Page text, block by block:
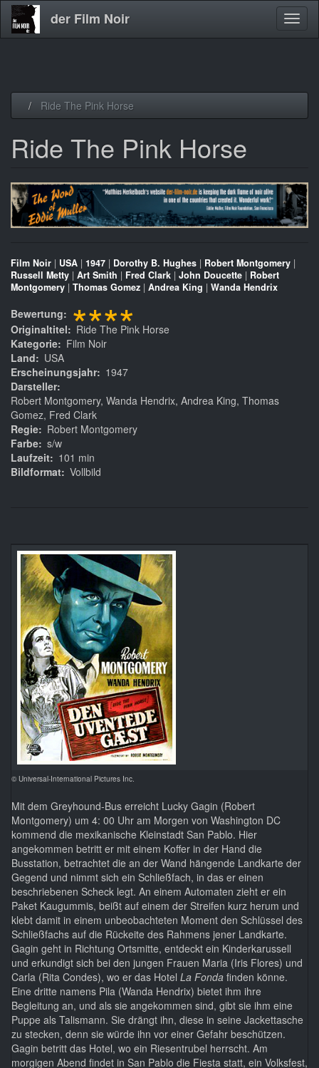
der Film Noir
Ride The Pink Horse
Ride The Pink Horse
Film Noir | USA | 1947 | Dorothy B. Hughes | Robert Montgomery |
Russell Metty | Art Smith | Fred Clark | John Doucette | Robert
Montgomery | Thomas Gomez | Andrea King | Wanda Hendrix
Bewertung ****
Originaltitel
Ride The Pink Horse
Kategorie
Film Noir
Land
USA
Erscheinungsjahr
1947
Darsteller
Robert Montgomery, Wanda Hendrix, Andrea King, Thomas
Gomez, Fred Clark
Regie
Robert Montgomery
Farbe s/w
Laufzeit
101 min
Bildformat Vollbild
© Universal-International Pictures Inc.
Mit dem Greyhound-Bus erreicht Lucky Gagin (Robert
Montgomery) um 4: 00 Uhr am Morgen von Washington DC
kommend die mexikanische Kleinstadt San Pablo. Hier
angekommen betritt er mit einem Koffer in der Hand die
Busstation, betrachtet die an der Wand hängende Landkarte der
Gegend und nimmt sich ein Schließfach, in das er einen
beschriebenen Scheck legt. An einem Automaten zieht er ein
Paket Kaugummis, beißt auf einem der Streifen kurz herum und
klebt damit in einem unbeobachteten Moment den Schlüssel des
Schließfachs auf die Rückeite des Rahmens jener Landkarte.
Gagin geht in Richtung Ortsmitte, entdeckt ein Kinderkarussell
und erkundigt sich bei den jungen Frauen Maria (Iris Flores) und
Carla (Rita Condes), wo er das Hotel La Fonda finden könne.
Eine dritte namens Pila (Wanda Hendrix) bietet ihm ihre
Begleitung an, und als sie angekommen sind, gibt sie ihm eine
Puppe als Talismann. Sie drängt ihn, diese in seine Jackettasche
zu stecken, denn sie würde ihn vor einer Gefahr beschützen.
Gagin betritt das Hotel, wo ein Riesentrubel herrscht. Am
morgigen Abend findet in San Pablo die Fiesta statt, ein Volksfest,